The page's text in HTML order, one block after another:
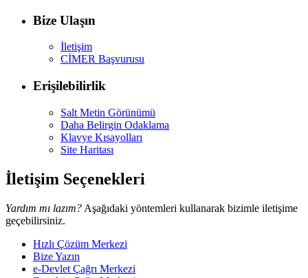
Bize Ulaşın
İletişim
CİMER Başvurusu
Erişilebilirlik
Salt Metin Görünümü
Daha Belirgin Odaklama
Klavye Kısayolları
Site Haritası
İletişim Seçenekleri
Yardım mı lazım? Aşağıdaki yöntemleri kullanarak bizimle iletişime
geçebilirsiniz.
Hızlı Çözüm Merkezi
Bize Yazın
e-Devlet Çağrı Merkezi